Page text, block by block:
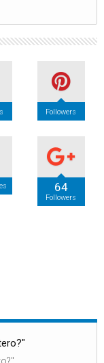
Followers
64
Followers